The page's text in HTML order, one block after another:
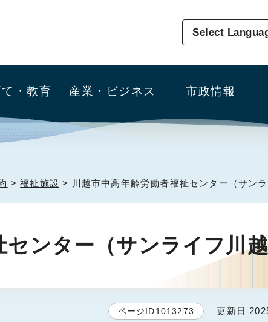
Select
・教育 産業・ビジネス 市政情報
>福祉施設 > 川越市中高年齢労働者福祉センター（サンラ
ンター（サンライフ川越
ページID1013273 更新日